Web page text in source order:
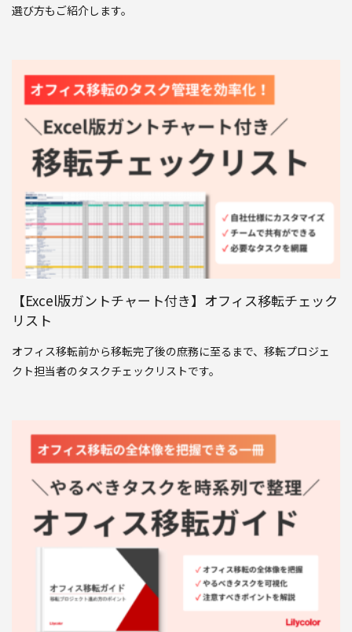
選び方もご紹介します。
【Excel版ガントチャート付き】オフィス移転チェック
リスト
オフィス移転前から移転完了後の庶務に至るまで、移転プロジェ
クト担当者のタスクチェックリストです。